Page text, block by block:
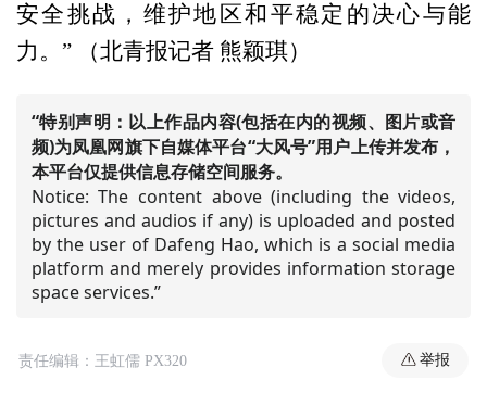
安全挑战，维护地区和平稳定的决心与能
力。” （北青报记者 熊颖琪）
“特别声明：以上作品内容(包括在内的视频、图片或音
频)为凤凰网旗下自媒体平台“大风号”用户上传并发布，
本平台仅提供信息存储空间服务。
Notice: The content above (including the videos,
pictures and audios if any) is uploaded and posted
by the user of Dafeng Hao, which is a social media
platform and merely provides information storage
space services.”
责任编辑：王虹儒 PX320 举报